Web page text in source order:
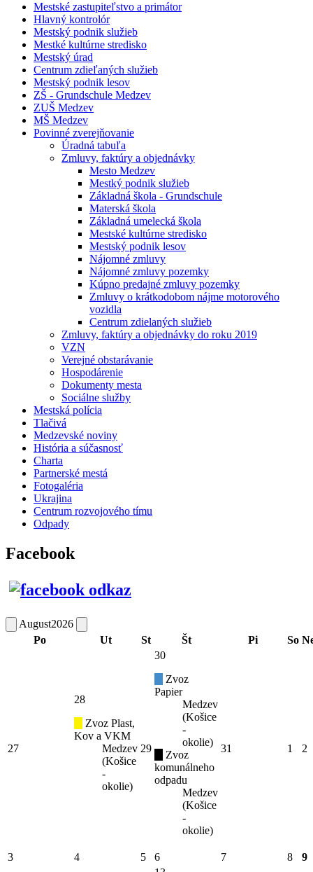
Mestské zastupiteľstvo a primátor
Hlavný kontrolór
Mestský podnik služieb
Mestké kultúrne stredisko
Mestský úrad
Centrum zdieľaných služieb
Mestský podnik lesov
ZŠ - Grundschule Medzev
ZUŠ Medzev
MŠ Medzev
Povinné zverejňovanie
Úradná tabuľa
Zmluvy, faktúry a objednávky
Mesto Medzev
Mestký podnik služieb
Základná škola - Grundschule
Materská škola
Základná umelecká škola
Mestské kultúrne stredisko
Mestský podnik lesov
Nájomné zmluvy
Nájomné zmluvy pozemky
Kúpno predajné zmluvy pozemky
Zmluvy o krátkodobom nájme motorového
vozidla
Centrum zdielaných služieb
Zmluvy, faktúry a objednávky do roku 2019
VZN
Verejné obstarávanie
Hospodárenie
Dokumenty mesta
Sociálne služby
Mestská polícia
Tlačivá
Medzevské noviny
História a súčasnosť
Charta
Partnerské mestá
Fotogaléria
Ukrajina
Centrum rozvojového tímu
Odpady
Facebook
August2026
Po
Ut St Št Pi So
27
28
Zvoz Plast,
Kov a VKM
Medzev
(Košice
-
okolie)
29
30
Zvoz
Papier
Medzev
(Košice
-
okolie)
Zvoz
komunálneho
odpadu
Medzev
(Košice
-
okolie)
31 1 2
3 4 5 6 7 8
9